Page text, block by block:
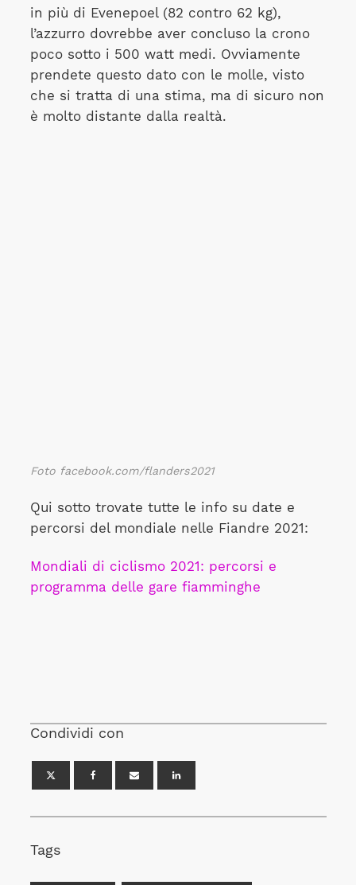
in più di Evenepoel (82 contro 62 kg),
l’azzurro dovrebbe aver concluso la crono
poco sotto i 500 watt medi. Ovviamente
prendete questo dato con le molle, visto
che si tratta di una stima, ma di sicuro non
è molto distante dalla realtà.
Foto facebook.com/flanders2021
Qui sotto trovate tutte le info su date e
percorsi del mondiale nelle Fiandre 2021:
Mondiali di ciclismo 2021: percorsi e
programma delle gare fiamminghe
Condividi con
Tags